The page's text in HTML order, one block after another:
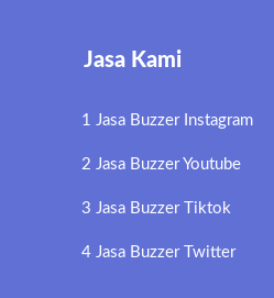
Jasa Kami
1 Jasa Buzzer Instagram
2 Jasa Buzzer Youtube
3 Jasa Buzzer Tiktok
4 Jasa Buzzer Twitter